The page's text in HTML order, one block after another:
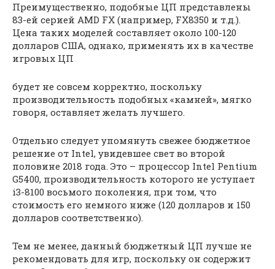
Преимущественно, подобные ЦП представлены
83-ей серией AMD FX (например, FX8350 и т.д.).
Цена таких моделей составляет около 100-120
долларов США, однако, применять их в качестве
игровых ЦП
будет не совсем корректно, поскольку
производительность подобных «камней», мягко
говоря, оставляет желать лучшего.
Отдельно следует упомянуть свежее бюджетное
решение от Intel, увидевшее свет во второй
половине 2018 года. Это – процессор Intel Pentium
G5400, производительность которого не уступает
i3-8100 восьмого поколения, при том, что
стоимость его немного ниже (120 долларов и 150
долларов соответственно).
Тем не менее, данный бюджетный ЦП лучше не
рекомендовать для игр, поскольку он содержит